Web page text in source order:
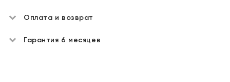
Оплата и возврат
Гарантия 6 месяцев